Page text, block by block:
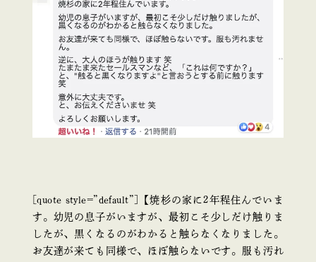
[quote style=”default”]【焼杉の家に2年程住んでいま
す。幼児の息子がいますが、最初こそ少しだけ触りま
したが、黒くなるのがわかると触らなくなりました。
お友達が来ても同様で、ほぼ触らないです。服も汚れ